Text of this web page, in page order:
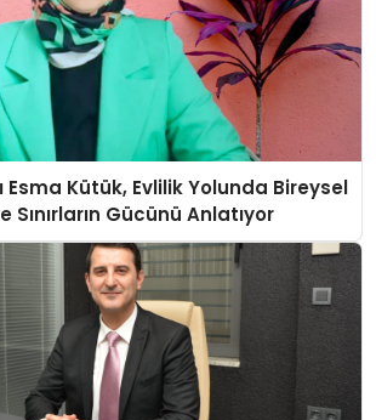
Esma Kütük, Evlilik Yolunda Bireysel
Sınırların Gücünü Anlatıyor